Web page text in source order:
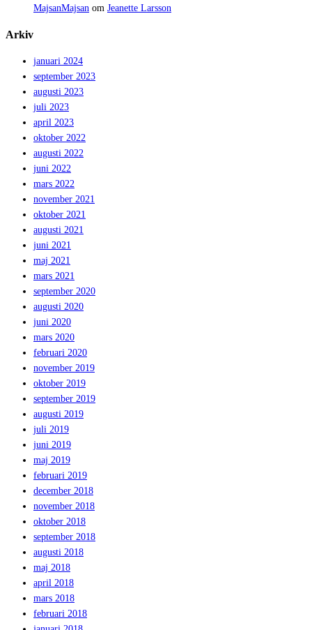
MajsanMajsan om Jeanette Larsson
Arkiv
januari 2024
september 2023
augusti 2023
juli 2023
april 2023
oktober 2022
augusti 2022
juni 2022
mars 2022
november 2021
oktober 2021
augusti 2021
juni 2021
maj 2021
mars 2021
september 2020
augusti 2020
juni 2020
mars 2020
februari 2020
november 2019
oktober 2019
september 2019
augusti 2019
juli 2019
juni 2019
maj 2019
februari 2019
december 2018
november 2018
oktober 2018
september 2018
augusti 2018
maj 2018
april 2018
mars 2018
februari 2018